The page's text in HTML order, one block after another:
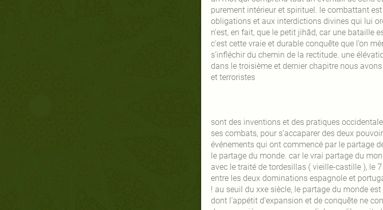
purement intérieur et spirituel. le combattant
obligations et aux interdictions divines qui lui
n’est, en fait, que le petit jihād, car une bataille
c’est cette vraie et durable conquête que l’on
s’infléchir du chemin de la rectitude. une
dans le troisième et dernier chapitre nous
et terroristes
sont des inventions et des pratiques
ses combats, pour s’accaparer des deux
événements qui ont commencé par le partage
le partage du monde. car le vrai partage du
avec le traité de tordesillas ( vieille-castille ), le
entre les deux dominations espagnole et
! au seuil du xxe siècle, le partage du monde
dont l’appétit d’expansion et de conquête ne